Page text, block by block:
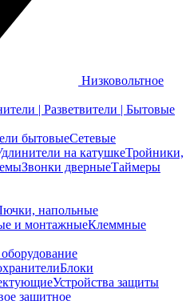
Низковольтное
| Разветвители | Бытовые
бытовыеСетевые
на катушкеТройники,
Звонки дверныеТаймеры
напольные
и монтажныеКлеммные
Блоки
Устройства защиты
защитное